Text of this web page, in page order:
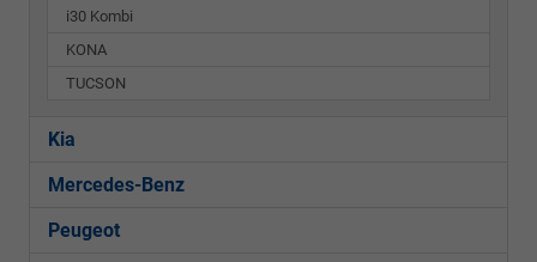
i30 Kombi
KONA
TUCSON
Kia
Mercedes-Benz
Peugeot